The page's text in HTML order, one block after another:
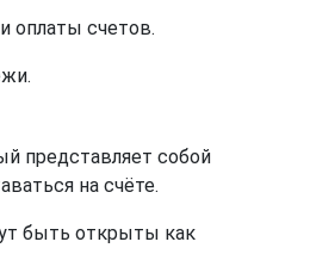
оплаты счетов.
представляет собой
на счёте.
быть открыты как